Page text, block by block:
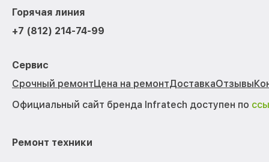
Горячая линия
+7 (812) 214-74-99
Сервис
Срочный ремонтЦена на ремонтДоставкаОтзывы
Официальный сайт бренда Infratech доступен по
Ремонт техники